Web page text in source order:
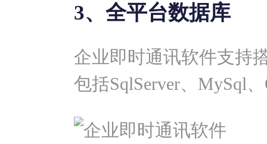
3、全平台数据库
企业即时通讯软件支持
包括SqlServer、MySql